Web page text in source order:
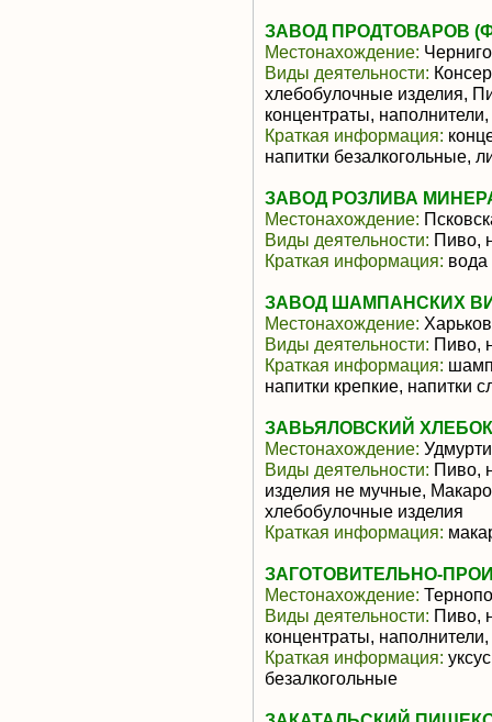
ЗАВОД ПРОДТОВАРОВ
Местонахождение:
Виды деятельности:
хлебобулочные изделия,
концентраты,
Краткая информация:
напитки безалкогольные,
ЗАВОД РОЗЛИВА
Местонахождение:
Виды деятельности: Пиво,
Краткая информация: вода
ЗАВОД ШАМПАНСКИХ
Местонахождение: Харьков
Виды деятельности: Пиво,
Краткая информация:
напитки крепкие, напитки
ЗАВЬЯЛОВСКИЙ
Местонахождение:
Виды деятельности: Пиво,
изделия не мучные,
хлебобулочные изделия
Краткая информация:
ЗАГОТОВИТЕЛЬНО-
Местонахождение:
Виды деятельности: Пиво,
концентраты,
Краткая информация:
безалкогольные